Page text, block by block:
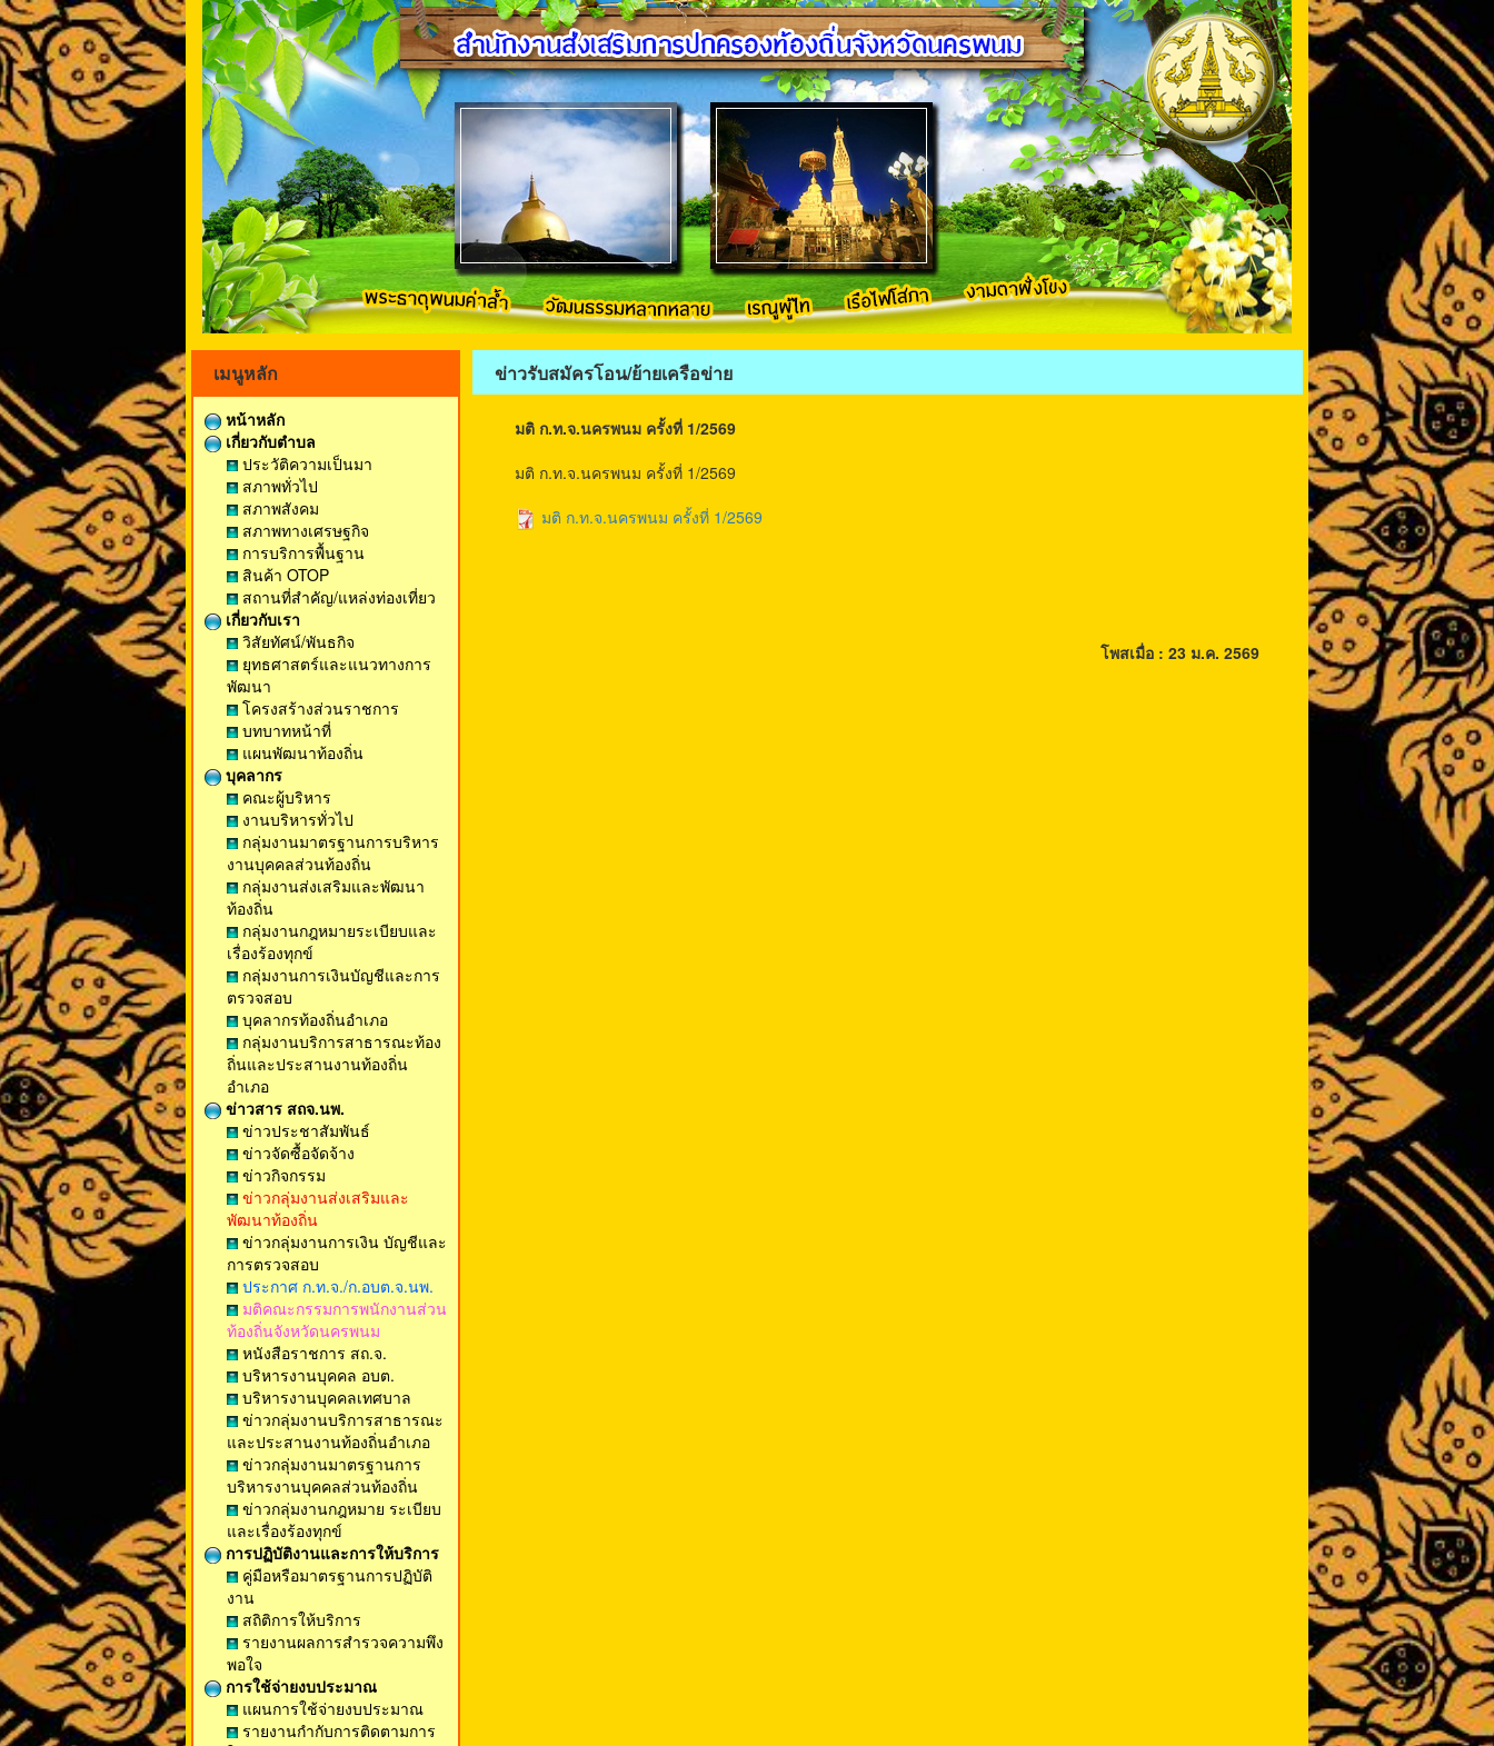
เมนูหลัก
หน้าหลัก
เกี่ยวกับตำบล
ประวัติความเป็นมา
สภาพทั่วไป
สภาพสังคม
สภาพทางเศรษฐกิจ
การบริการพื้นฐาน
สินค้า OTOP
สถานที่สำคัญ/แหล่งท่องเที่ยว
เกี่ยวกับเรา
วิสัยทัศน์/พันธกิจ
ยุทธศาสตร์และแนวทางการ
พัฒนา
โครงสร้างส่วนราชการ
บทบาทหน้าที่
แผนพัฒนาท้องถิ่น
บุคลากร
คณะผู้บริหาร
งานบริหารทั่วไป
กลุ่มงานมาตรฐานการบริหาร
งานบุคคลส่วนท้องถิ่น
กลุ่มงานส่งเสริมและพัฒนา
ท้องถิ่น
กลุ่มงานกฎหมายระเบียบและ
เรื่องร้องทุกข์
กลุ่มงานการเงินบัญชีและการ
ตรวจสอบ
บุคลากรท้องถิ่นอำเภอ
กลุ่มงานบริการสาธารณะท้อง
ถิ่นและประสานงานท้องถิ่น
อำเภอ
ข่าวสาร สถจ.นพ.
ข่าวประชาสัมพันธ์
ข่าวจัดซื้อจัดจ้าง
ข่าวกิจกรรม
ข่าวกลุ่มงานส่งเสริมและ
พัฒนาท้องถิ่น
ข่าวกลุ่มงานการเงิน บัญชีและ
การตรวจสอบ
ประกาศ ก.ท.จ./ก.อบต.จ.นพ.
มติคณะกรรมการพนักงานส่วน
ท้องถิ่นจังหวัดนครพนม
หนังสือราชการ สถ.จ.
บริหารงานบุคคล อบต.
บริหารงานบุคคลเทศบาล
ข่าวกลุ่มงานบริการสาธารณะ
และประสานงานท้องถิ่นอำเภอ
ข่าวกลุ่มงานมาตรฐานการ
บริหารงานบุคคลส่วนท้องถิ่น
ข่าวกลุ่มงานกฎหมาย ระเบียบ
และเรื่องร้องทุกข์
การปฏิบัติงานและการให้บริการ
คู่มือหรือมาตรฐานการปฏิบัติ
งาน
สถิติการให้บริการ
รายงานผลการสำรวจความพึง
พอใจ
การใช้จ่ายงบประมาณ
แผนการใช้จ่ายงบประมาณ
รายงานกำกับการติดตามการ
ข่าวรับสมัครโอน/ย้ายเครือข่าย
มติ ก.ท.จ.นครพนม ครั้งที่ 1/2569
มติ ก.ท.จ.นครพนม ครั้งที่ 1/2569
มติ ก.ท.จ.นครพนม ครั้งที่ 1/2569
โพสเมื่อ : 23 ม.ค. 2569